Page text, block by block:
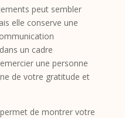
peut sembler
elle conserve une
un cadre
une personne
de votre gratitude et
de montrer votre